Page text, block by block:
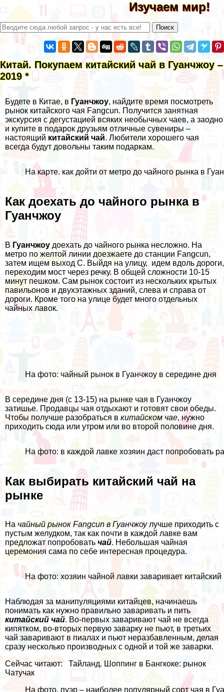
Изучаем мир!
Китай. Покупаем китайский чай в Гуанчжоу –
2019 *
Будете в Китае, в Гуанчжоу, найдите время посмотреть
рынок китайского чая Fangcun. Получится занятная
экскурсия с дегустацией всяких необычных чаев, а заодно
и купите в подарок друзьям отличные сувениры –
настоящий китайский чай. Любители хорошего чая
всегда будут довольны таким подаркам.
На карте. как дойти от метро до чайного рынка в
Как доехать до чайного рынка в
Гуанчжоу
В Гуанчжоудоехать до чайного рынка несложно. На
метро по желтой линии доезжаете до станции Fangcun,
затем ищем выход C. Выйдя на улицу, идем вдоль дороги,
переходим мост через речку. В общей сложности 10-15
минут пешком. Сам рынок состоит из нескольких крытых
павильонов и двухэтажных зданий, слева и справа от
дороги. Кроме того на улице будет много отдельных
чайных лавок.
На фото: чайный рынок в Гуанчжоу в середине дня
В середине дня (с 13-15) на рынке чая в Гуанчжоу
затишье. Продавцы чая отдыхают и готовят свои обеды.
Чтобы получше разобраться в китайском чае, нужно
приходить сюда или утром или во второй половине дня.
На фото: в каждой лавке хозяин даст попробовать
Как выбирать китайский чай на
рынке
На чайный рынок Fangcun в Гуанчжоулучше приходить с
пустым желудком, так как почти в каждой лавке вам
предложат попробовать чай. Небольшая чайная
церемония сама по себе интересная процедура.
На фото: хозяин чайной лавки заваривает китайский
Наблюдая за манипуляциями китайцев, начинаешь
понимать как нужно правильно заваривать и пить
китайский чай. Во-первых заваривают чай не всегда
кипятком, во-вторых первую заварку не пьют, в третьих
чай заваривают в пиалах и пьют неразбавленным, делая
сразу несколько производных с одной и той же заварки.
Сейчас читают: Тайланд. Шоппинг в Бангкоке: рынок
Чатучак
На фото. пуэр – наиболее популярный сорт чая в